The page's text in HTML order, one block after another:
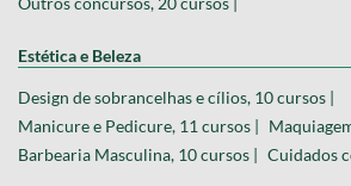
Estética e Beleza
Design de sobrancelhas e cílios, 10 cursos |
Manicure e Pedicure, 11 cursos |
Barbearia Masculina, 10 cursos | Cuidados